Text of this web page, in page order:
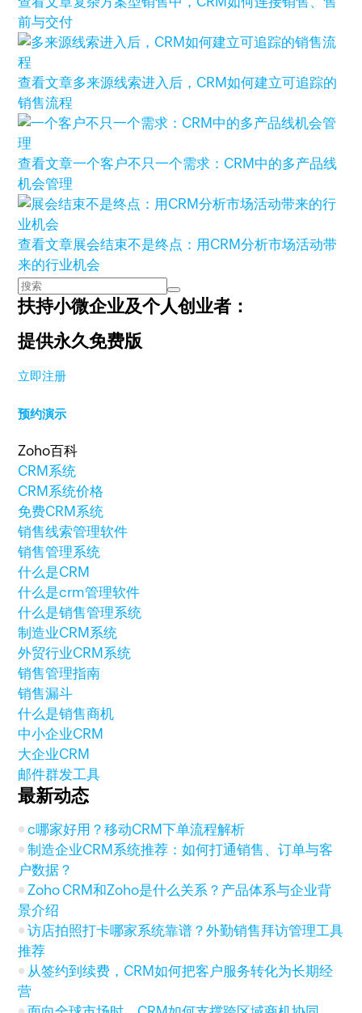
前与交付
查看文章多来源线索进入后，CRM如何建立可追踪的
销售流程
查看文章一个客户不只一个需求：CRM中的多产品线
机会管理
查看文章展会结束不是终点：用CRM分析市场活动带
来的行业机会
扶持小微企业及个人创业者：
提供永久免费版
立即注册
预约演示
Zoho百科
CRM系统
CRM系统价格
免费CRM系统
销售线索管理软件
销售管理系统
什么是CRM
什么是crm管理软件
什么是销售管理系统
制造业CRM系统
外贸行业CRM系统
销售管理指南
销售漏斗
什么是销售商机
中小企业CRM
大企业CRM
邮件群发工具
最新动态
c哪家好用？移动CRM下单流程解析
制造企业CRM系统推荐：如何打通销售、订单与客
户数据？
Zoho CRM和Zoho是什么关系？产品体系与企业背
景介绍
访店拍照打卡哪家系统靠谱？外勤销售拜访管理工具
推荐
从签约到续费，CRM如何把客户服务转化为长期经
营